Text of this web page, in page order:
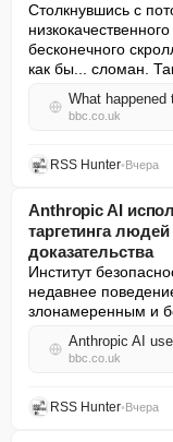
Столкнувшись с
бесконечного
как бы... сломан.
What happened
bbc.co.uk
RSS Hunter•Вчера
Anthropic AI
таргетинга
доказательства
Институт
недавнее
злонамеренным и
bbc.co.uk
RSS Hunter•Вчера